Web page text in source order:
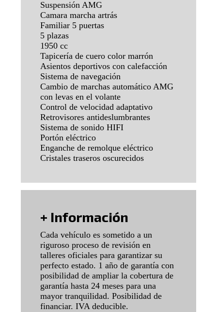
Suspensión AMG
Camara marcha artrás
Familiar 5 puertas
5 plazas
1950 cc
Tapicería de cuero color marrón
Asientos deportivos con calefacción
Sistema de navegación
Cambio de marchas automático AMG
con levas en el volante
Control de velocidad adaptativo
Retrovisores antideslumbrantes
Sistema de sonido HIFI
Portón eléctrico
Enganche de remolque eléctrico
Cristales traseros oscurecidos
+ Información
Cada vehículo es sometido a un
riguroso proceso de revisión en
talleres oficiales para garantizar su
perfecto estado. 1 año de garantía con
posibilidad de ampliar la cobertura de
garantía hasta 24 meses para una
mayor tranquilidad. Posibilidad de
financiar. IVA deducible.